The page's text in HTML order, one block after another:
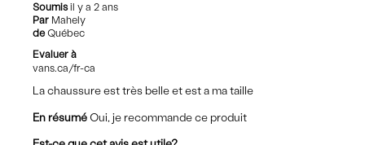
Soumisil y a 2 ans
Par Mahely
de Québec
Evaluer à
vans.ca/fr-ca
La chaussure est très belle et est a ma taille
En résumé Oui, je recommande ce produit